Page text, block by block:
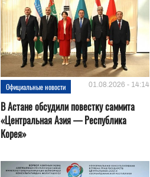
Официальные новости 01.08.2026 - 14:14
В Астане обсудили повестку саммита
«Центральная Азия — Республика
Корея»